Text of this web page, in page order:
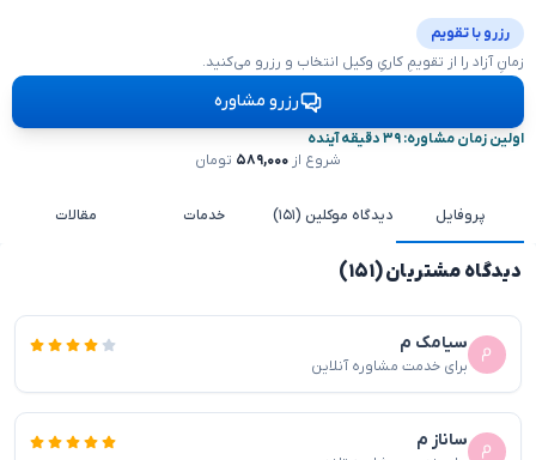
رزرو با تقویم
زمانِ آزاد را از تقویمِ کاریِ وکیل انتخاب و رزرو می‌کنید.
رزرو مشاوره
اولین زمان مشاوره: ۳۹ دقیقه آینده
شروع از ۵۸۹,۰۰۰ تومان
پروفایل دیدگاه موکلین (۱۵۱) خدمات مقالات
دیدگاه مشتریان (۱۵۱)
سیامک م
برای خدمت مشاوره آنلاین
ساناز م